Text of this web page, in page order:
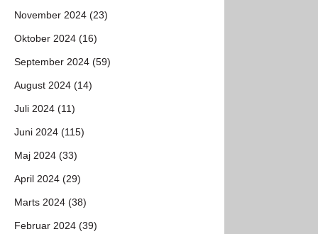
November 2024 (23)
Oktober 2024 (16)
September 2024 (59)
August 2024 (14)
Juli 2024 (11)
Juni 2024 (115)
Maj 2024 (33)
April 2024 (29)
Marts 2024 (38)
Februar 2024 (39)